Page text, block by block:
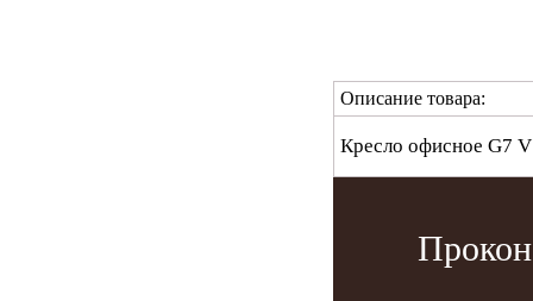
Описание товара:
Кресло офисное G7